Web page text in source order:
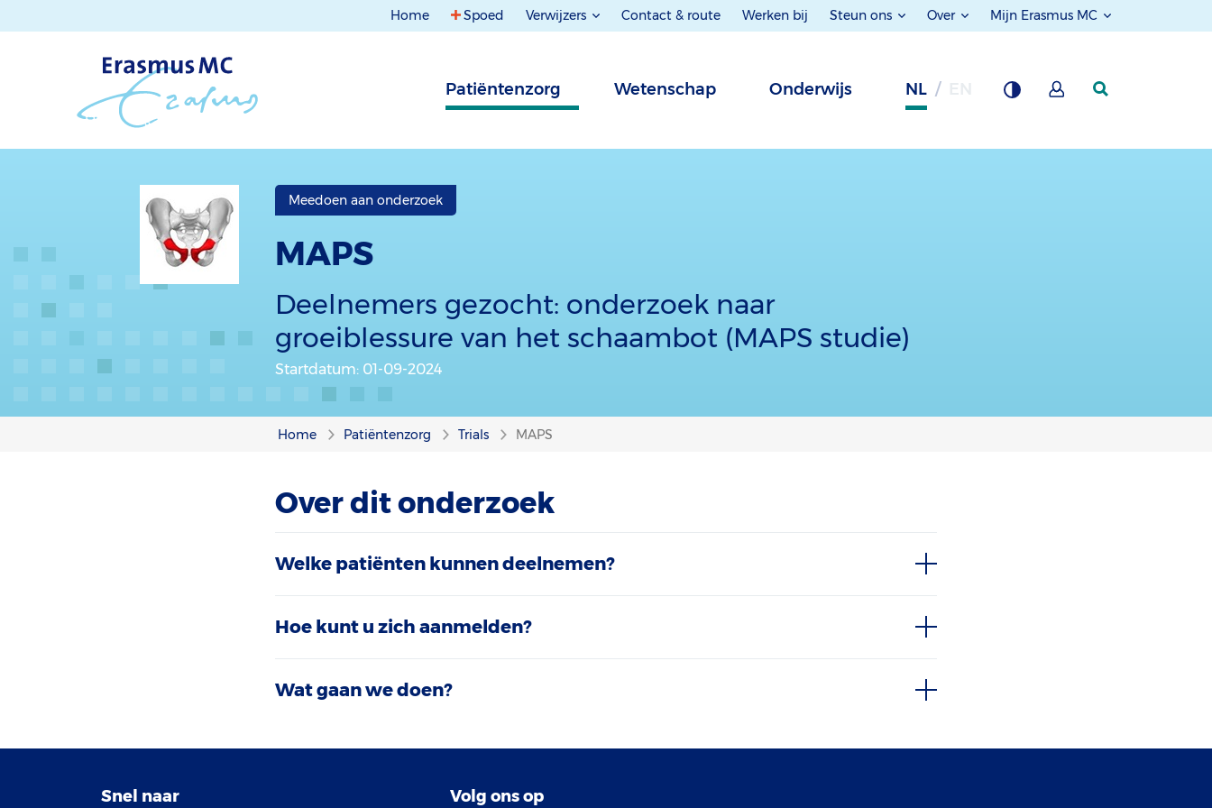
Home Spoed Verwijzers Contact & route Werken bij Steun ons Over Mijn Erasmus MC
Patiëntenzorg Wetenschap Onderwijs NL
Meedoen aan onderzoek
MAPS
Deelnemers gezocht: onderzoek naar
groeiblessure van het schaambot (MAPS studie)
Startdatum: 01-09-2024
Home Patiëntenzorg Trials MAPS
Over dit onderzoek
Welke patiënten kunnen deelnemen?
Hoe kunt u zich aanmelden?
Wat gaan we doen?
Snel naar Volg ons op